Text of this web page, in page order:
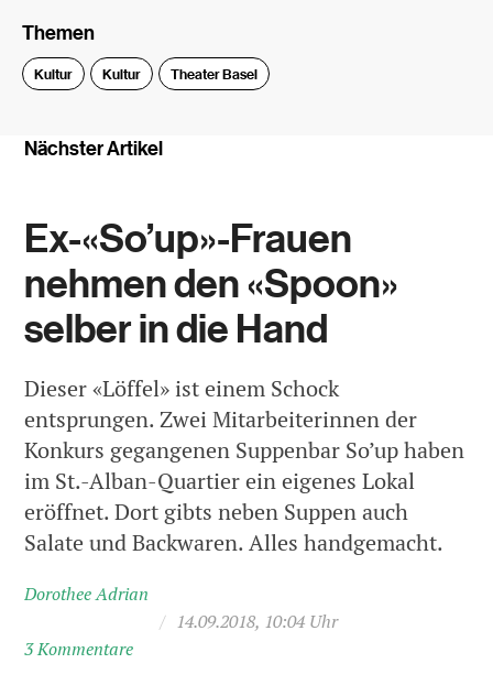
Themen
Kultur Kultur Theater Basel
Nächster Artikel
Ex-«So’up»-Frauen
nehmen den «Spoon»
selber in die Hand
Dieser «Löffel» ist einem Schock
entsprungen. Zwei Mitarbeiterinnen der
Konkurs gegangenen Suppenbar So’up haben
im St.-Alban-Quartier ein eigenes Lokal
eröffnet. Dort gibts neben Suppen auch
Salate und Backwaren. Alles handgemacht.
Dorothee Adrian
/ 14.09.2018, 10:04 Uhr
3 Kommentare